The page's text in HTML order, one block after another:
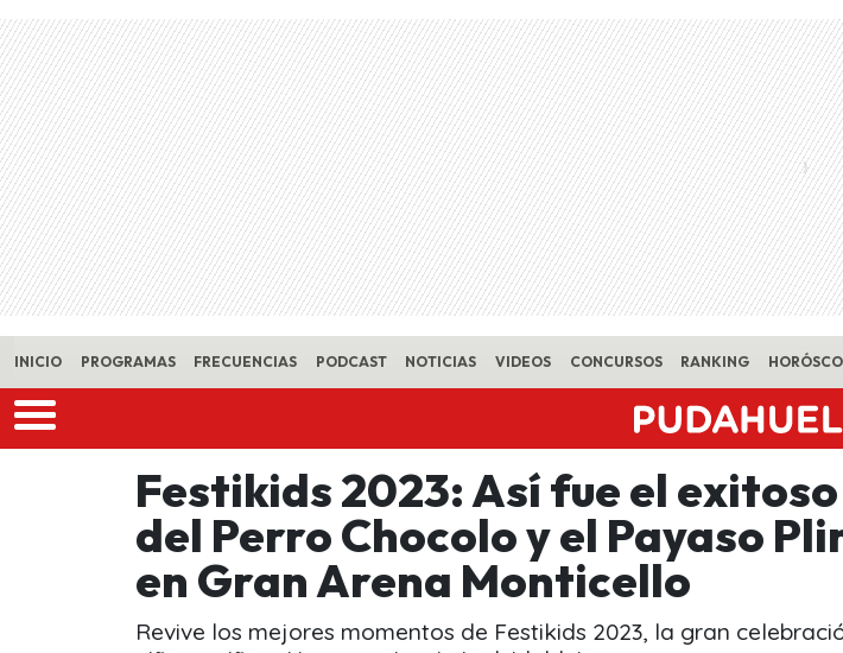
Skip to main content
INICIO PROGRAMAS FRECUENCIAS PODCAST NOTICIAS VIDEOS CONCURSOS RANKING
Festikids 2023: Así fue el
del Perro Chocolo y el Payaso
en Gran Arena Monticello
Revive los mejores momentos de Festikids 2023, la gran